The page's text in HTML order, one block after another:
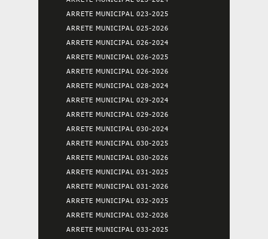
ARRETE MUNICIPAL 023-2025
ARRETE MUNICIPAL 025-2026
ARRETE MUNICIPAL 026-2024
ARRETE MUNICIPAL 026-2025
ARRETE MUNICIPAL 026-2026
ARRETE MUNICIPAL 028-2024
ARRETE MUNICIPAL 029-2024
ARRETE MUNICIPAL 029-2026
ARRETE MUNICIPAL 030-2024
ARRETE MUNICIPAL 030-2025
ARRETE MUNICIPAL 030-2026
ARRETE MUNICIPAL 031-2025
ARRETE MUNICIPAL 031-2026
ARRETE MUNICIPAL 032-2025
ARRETE MUNICIPAL 032-2026
ARRETE MUNICIPAL 033-2025